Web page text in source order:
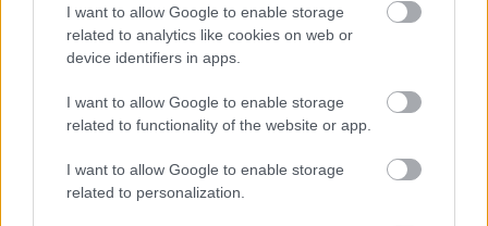
I want to allow Google to enable storage
related to analytics like cookies on web or
device identifiers in apps.
I want to allow Google to enable storage
related to functionality of the website or app.
I want to allow Google to enable storage
related to personalization.